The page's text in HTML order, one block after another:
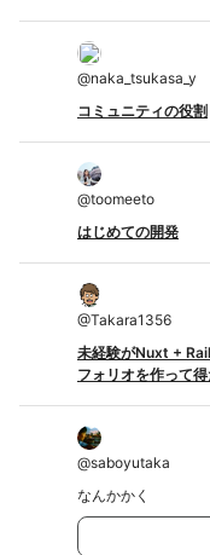
@naka_tsukasa_y
コミュニティの役割
@toomeeto
はじめての開発
@Takara1356
未経験がNuxt +
フォリオを作って
@saboyutaka
なんかかく